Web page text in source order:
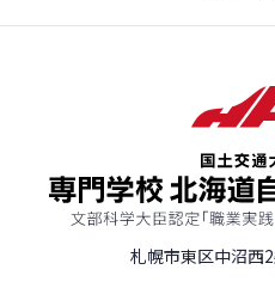
札幌市東区中沼西